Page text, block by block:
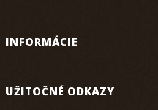
INFORMÁCIE
UŽITOČNÉ ODKAZY